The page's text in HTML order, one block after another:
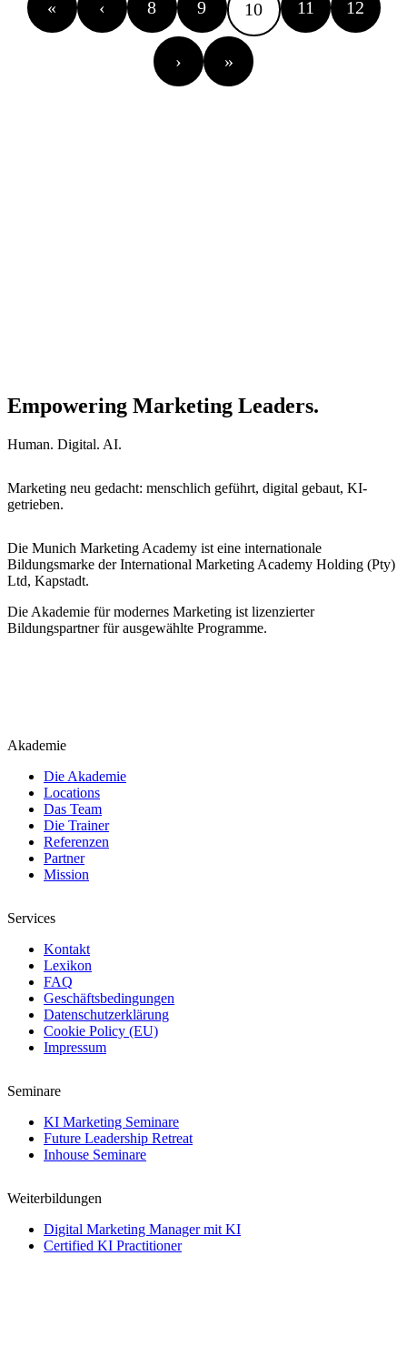
« ‹ 8 9 10 11 12
› »
Empowering Marketing Leaders.
Human. Digital. AI.
Marketing neu gedacht: menschlich geführt, digital gebaut, KI-
getrieben.
Die Munich Marketing Academy ist eine internationale
Bildungsmarke der International Marketing Academy Holding (Pty)
Ltd, Kapstadt.
Die Akademie für modernes Marketing ist lizenzierter
Bildungspartner für ausgewählte Programme.
Akademie
Die Akademie
Locations
Das Team
Die Trainer
Referenzen
Partner
Mission
Services
Kontakt
Lexikon
FAQ
Geschäftsbedingungen
Datenschutzerklärung
Cookie Policy (EU)
Impressum
Seminare
KI Marketing Seminare
Future Leadership Retreat
Inhouse Seminare
Weiterbildungen
Digital Marketing Manager mit KI
Certified KI Practitioner